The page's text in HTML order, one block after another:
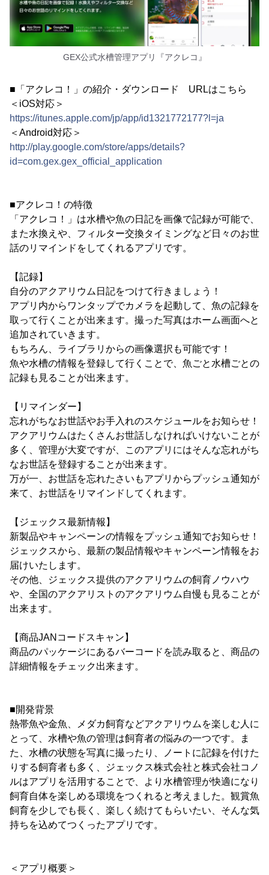
GEX公式水槽管理アプリ『アクレコ』
■「アクレコ！」の紹介・ダウンロード URLはこちら
＜iOS対応＞
https://itunes.apple.com/jp/app/id1321772177?l=ja
＜Android対応＞
http://play.google.com/store/apps/details?
id=com.gex.gex_official_application
■アクレコ！の特徴
「アクレコ！」は水槽や魚の日記を画像で記録が可能で、
また水換えや、フィルター交換タイミングなど日々のお世
話のリマインドをしてくれるアプリです。
【記録】
自分のアクアリウム日記をつけて行きましょう！
アプリ内からワンタップでカメラを起動して、魚の記録を
取って行くことが出来ます。撮った写真はホーム画面へと
追加されていきます。
もちろん、ライブラリからの画像選択も可能です！
魚や水槽の情報を登録して行くことで、魚ごと水槽ごとの
記録も見ることが出来ます。
【リマインダー】
忘れがちなお世話やお手入れのスケジュールをお知らせ！
アクアリウムはたくさんお世話しなければいけないことが
多く、管理が大変ですが、このアプリにはそんな忘れがち
なお世話を登録することが出来ます。
万が一、お世話を忘れたさいもアプリからプッシュ通知が
来て、お世話をリマインドしてくれます。
【ジェックス最新情報】
新製品やキャンペーンの情報をプッシュ通知でお知らせ！
ジェックスから、最新の製品情報やキャンペーン情報をお
届けいたします。
その他、ジェックス提供のアクアリウムの飼育ノウハウ
や、全国のアクアリストのアクアリウム自慢も見ることが
出来ます。
【商品JANコードスキャン】
商品のパッケージにあるバーコードを読み取ると、商品の
詳細情報をチェック出来ます。
■開発背景
熱帯魚や金魚、メダカ飼育などアクアリウムを楽しむ人に
とって、水槽や魚の管理は飼育者の悩みの一つです。ま
た、水槽の状態を写真に撮ったり、ノートに記録を付けた
りする飼育者も多く、ジェックス株式会社と株式会社コノ
ルはアプリを活用することで、より水槽管理が快適になり
飼育自体を楽しめる環境をつくれると考えました。観賞魚
飼育を少しでも長く、楽しく続けてもらいたい、そんな気
持ちを込めてつくったアプリです。
＜アプリ概要＞